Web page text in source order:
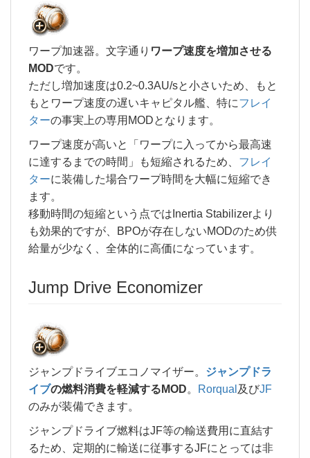
ワープ加速器。文字通り ワープ速度を増加させる
MODです。
ただし増加速度は0.2~0.3AU/sと小さいため、もと
もとワープ速度の遅いキャピタル艦、特にフレイ
ターの事実上の専用MODとなります。
ワープ速度が高いと「ワープに入ってから最高速
に達するまでの時間」も短縮されるため、 フレイ
ターに装備した場合ワープ時間を大幅に短縮でき
ます。
移動時間の短縮という点ではInertia Stabilizerより
も効果的ですが、BPOが存在しないMODのため供
給量が少なく、全体的に高価になっています。
Jump Drive Economizer
ジャンプドライブエコノマイザー。 ジャンプドラ
イブの燃料消費を軽減するMOD。 Rorqual 及びJF
のみが装備できます。
ジャンプドライブ燃料はJF等の輸送費用に直結す
るため、定期的に輸送に従事するJFにとっては非